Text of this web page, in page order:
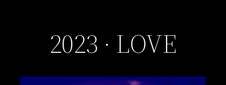
2023 · LOVE